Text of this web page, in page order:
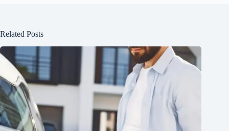
Related Posts